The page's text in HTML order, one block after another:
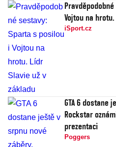
Vojtou na
iSport.cz
GTA 6 dostane
Rockstar
prezentaci
Poggers